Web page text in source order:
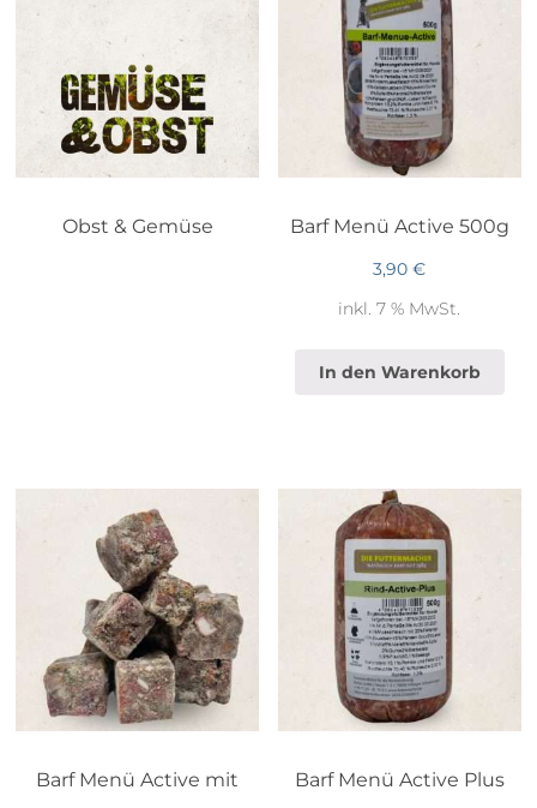
Obst & Gemüse Barf Menü Active 500g
3,90€
inkl. 7 % MwSt.
In den Warenkorb
Barf Menü Active mit
Barf Menü Active Plus